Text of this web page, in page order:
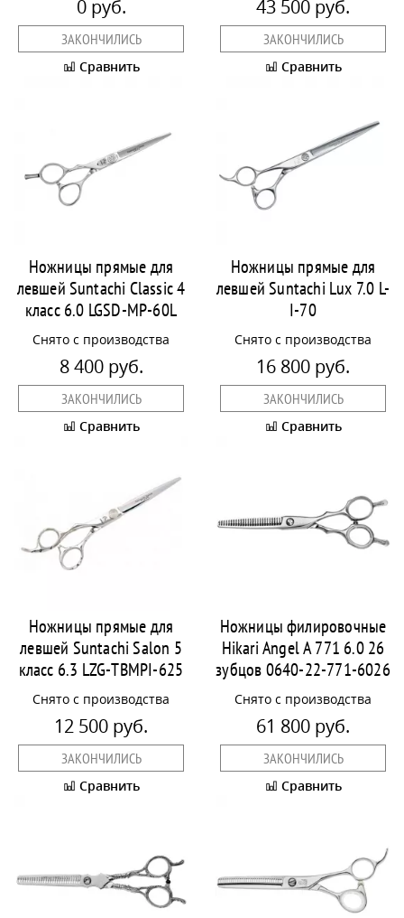
0 руб.
ЗАКОНЧИЛИСЬ
Сравнить
43 500 руб.
ЗАКОНЧИЛИСЬ
Сравнить
Ножницы прямые для
левшей Suntachi Classic 4
класс 6.0 LGSD-MP-60L
Снято с производства
8 400 руб.
ЗАКОНЧИЛИСЬ
Сравнить
Ножницы прямые для
левшей Suntachi Lux 7.0 L-
I-70
Снято с производства
16 800 руб.
ЗАКОНЧИЛИСЬ
Сравнить
Ножницы прямые для
левшей Suntachi Salon 5
класс 6.3 LZG-TBMPI-625
Снято с производства
12 500 руб.
ЗАКОНЧИЛИСЬ
Сравнить
Ножницы филировочные
Hikari Angel A 771 6.0 26
зубцов 0640-22-771-6026
Снято с производства
61 800 руб.
ЗАКОНЧИЛИСЬ
Сравнить